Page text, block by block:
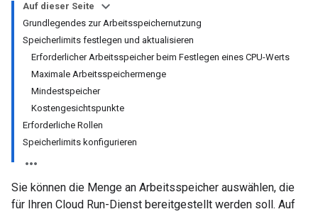
Auf dieser Seite
Grundlegendes zur Arbeitsspeichernutzung
Speicherlimits festlegen und aktualisieren
Erforderlicher Arbeitsspeicher beim Festlegen eines CPU-Werts
Maximale Arbeitsspeichermenge
Mindestspeicher
Kostengesichtspunkte
Erforderliche Rollen
Speicherlimits konfigurieren
Sie können die Menge an Arbeitsspeicher auswählen, die
für Ihren Cloud Run-Dienst bereitgestellt werden soll. Auf